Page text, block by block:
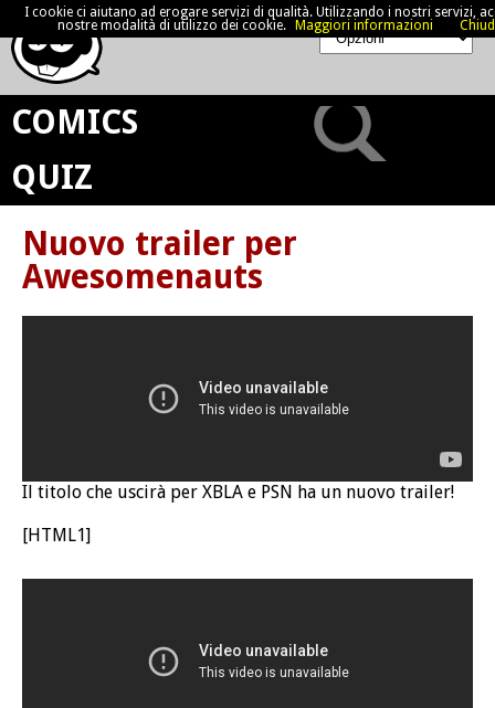
COMICS
QUIZ
Nuovo trailer per
Awesomenauts
Il titolo che uscirà per XBLA e PSN ha un nuovo trailer!
[HTML1]
I cookie ci aiutano ad erogare servizi di qualità. Utilizzando i nostri servizi,
nostre modalità di utilizzo dei cookie.
Maggiori informazioni